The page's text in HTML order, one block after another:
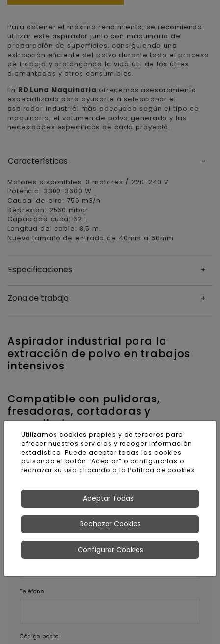
Para obtener el máximo rendimiento, se recomienda
utilizar este aspirador junto con maquinaria de
preparación de superficies, consiguiendo una
extracción eficiente del polvo durante todo el proceso
de trabajo y prolongando la vida útil de los útiles
diamantados y otros consumibles.
En RD Luna Maquinaria ofrecemos asesoramiento
especializado para ayudarte a seleccionar el
aspirador industrial más adecuado según el tipo de
maquinaria, el volumen de polvo generado y las
necesidades específicas de cada proyecto.
Características
Motores disponibles: 3 motores / 220-240 V
Potencia: 3300-3600 W
Caudal de aire: 756 m3/h
Depresión: 2560 mbar
Capacidad cuba: 62 L
Longitud del cable: 8,5 m.
Nuevo tamaño de entrada de 40mm a 60mm
Especificaciones
Zona de trabajo
Aspirador industrial para la
extracción de polvo en trabajos
intensivos
Compatible con pulidoras,
fresadoras, cortadoras y
granalladoras
Pedir más información sobre
Teléfono
Código postal
Utilizamos cookies propias y de terceros para
ofrecer nuestros servicios y recoger información
estadística. Puede aceptar todas las cookies
pulsando el botón “Aceptar” o configurarlas o
rechazar su uso clicando a laPolítica de cookies
Aceptar Todas
Rechazar Cookies
Configurar Cookies